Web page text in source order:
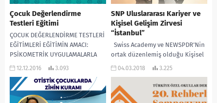
Çocuk Değerlendirme
Testleri Eğitimi
ÇOCUK DEĞERLENDİRME TESTLERİ
EĞİTİMLERİ EĞİTİMİN AMACI:
PSİKOMETRİK UYGULAMALARLA
ÇOCUK DEĞERLENDİRME PAKETİ
değerlendirme testlerini,
ölçeklerini, envanterlerini
12.12.2016 3.093
SNP Uluslararası Kariyer ve
Kişisel Gelişim Zirvesi
“İstanbul”
Swiss Academy ve NEWSPDR’Nin
ortak düzenlemiş olduğu Kişisel
Gelişim ve Kariyer Konusunda
Swi 2 Profesyonel Eğitmen....
04.03.2018 3.225